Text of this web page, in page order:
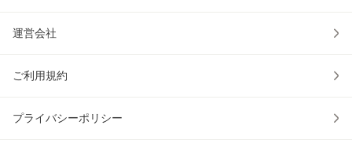
運営会社
ご利用規約
プライバシーポリシー